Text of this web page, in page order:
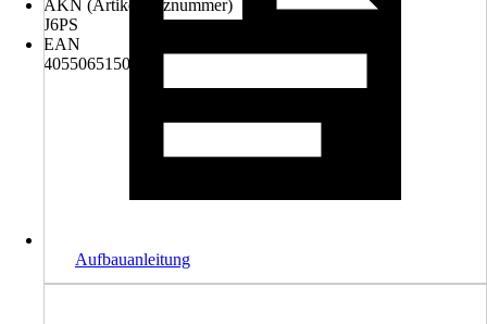
AKN (Artikelkurznummer)
J6PS
EAN
4055065150012
Aufbauanleitung